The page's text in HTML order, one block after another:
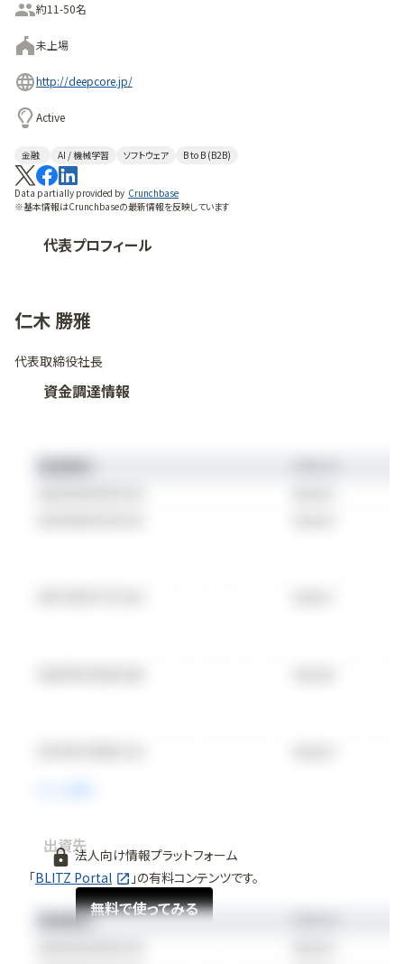
約11-50名
未上場
http://deepcore.jp/
Active
金融 AI / 機械学習 ソフトウェア B to B (B2B)
Data partially provided by Crunchbase
※基本情報はCrunchbaseの最新情報を反映しています
代表プロフィール
仁木 勝雅
代表取締役社長
資金調達情報
法人向け情報プラットフォーム
「BLITZ Portal 」の有料コンテンツです。
無料で使ってみる
出資先